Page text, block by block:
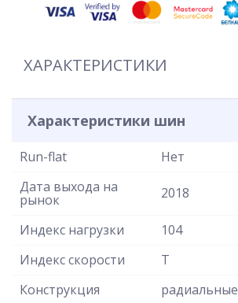
ХАРАКТЕРИСТИКИ
Характеристики шин
Run-flat
Нет
Дата выхода на
рынок 2018
Индекс нагрузки
104
Индекс скорости
T
Конструкция
радиальные